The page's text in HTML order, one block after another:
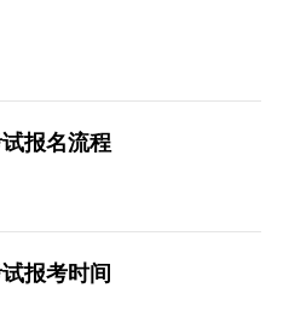
报名流程
报考时间